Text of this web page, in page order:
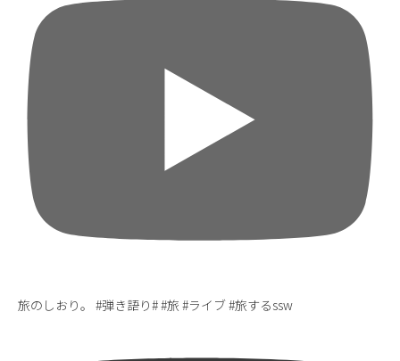
旅のしおり。 #弾き語り# #旅 #ライブ #旅するssw